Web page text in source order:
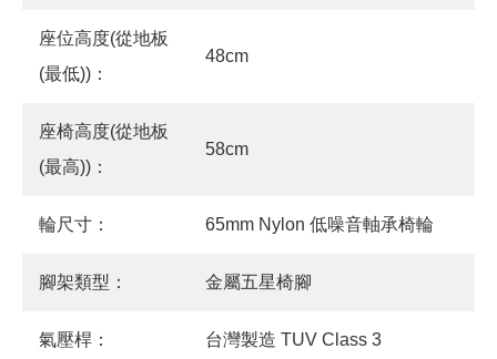
座位高度(從地板
(最低))：
48cm
座椅高度(從地板
(最高))：
58cm
輪尺寸： 65mm Nylon 低噪音軸承椅輪
腳架類型： 金屬五星椅腳
氣壓桿： 台灣製造 TUV Class 3